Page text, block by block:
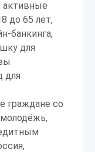
активные
до 65 лет,
банкинга,
для
для
граждане со